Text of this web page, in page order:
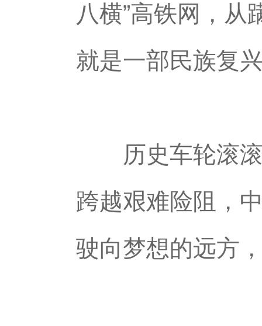
八横”高铁网，
就是一部民族复
历史车轮滚滚
跨越艰难险阻，
驶向梦想的远方